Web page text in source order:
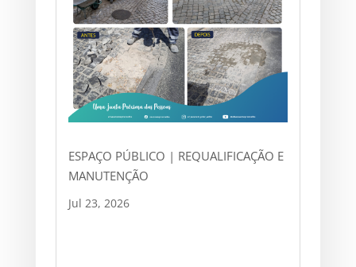
ESPAÇO PÚBLICO | REQUALIFICAÇÃO E
MANUTENÇÃO
Jul 23, 2026